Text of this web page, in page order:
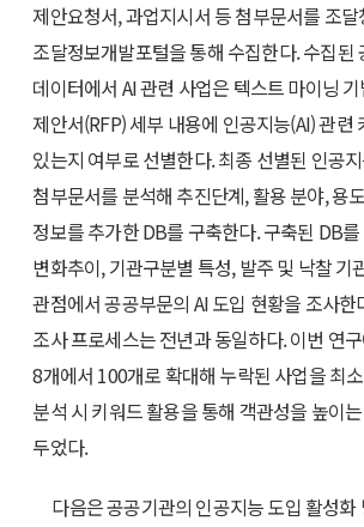
제안요청서, 과업지시서 등 첨부문서를 조달
조달정보개발포털을 통해 수집한다. 수집된
데이터에서 AI 관련 사업은 텍스트 마이닝
제안서(RFP) 세부 내용에 인공지능(AI) 관련
있는지 여부로 선별한다. 최종 선별된 인공
첨부문서를 분석해 추진단계, 활용 분야, 용
정보를 추가한 DB를 구축한다. 구축된 DB
변화추이, 기관구분별 특성, 발주 및 낙찰 기
관점에서 공공부문의 AI 도입 현황을 조사한
조사 프로세스는 전년과 동일하다. 이번 연
8개에서 100개로 확대해 누락된 사업을 최
분석 시 키워드 활용을 통해 객관성을 높이
두었다.
다음은 공공기관의 인공지능 도입 활성화